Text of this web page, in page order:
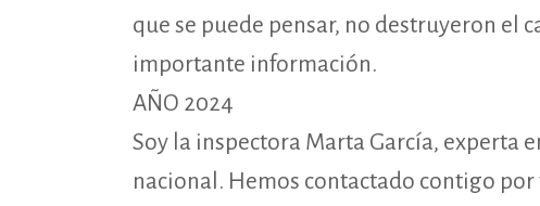
que se puede pensar, no destruyeron el
importante información.
AÑO 2024
Soy la inspectora Marta García,
nacional. Hemos contactado contigo